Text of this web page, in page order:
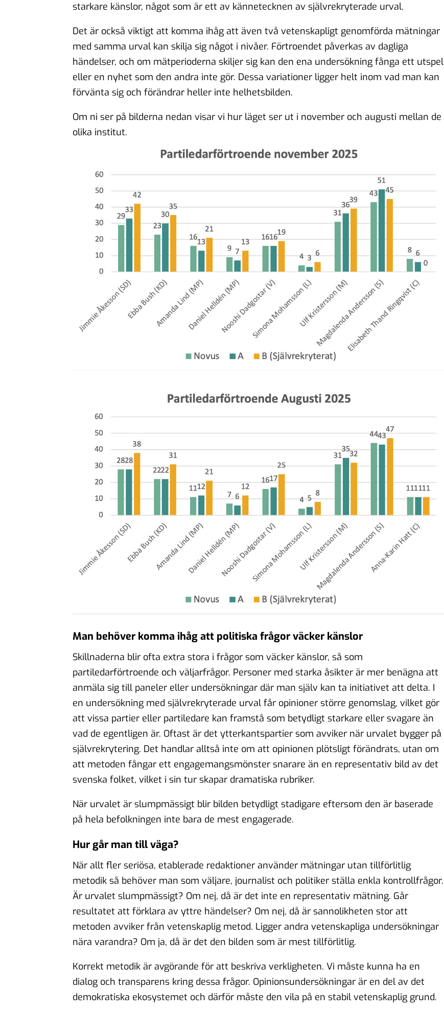
starkare känslor, något som är ett av kännetecknen av självrekryterade urval.
Det är också viktigt att komma ihåg att även två vetenskapligt genomförda mätningar
med samma urval kan skilja sig något i nivåer. Förtroendet påverkas av dagliga
händelser, och om mätperioderna skiljer sig kan den ena undersökning fånga ett utspel
eller en nyhet som den andra inte gör. Dessa variationer ligger helt inom vad man kan
förvänta sig och förändrar heller inte helhetsbilden.
Om ni ser på bilderna nedan visar vi hur läget ser ut i november och augusti mellan de
olika institut.
Man behöver komma ihåg att politiska frågor väcker känslor
Skillnaderna blir ofta extra stora i frågor som väcker känslor, så som
partiledarförtroende och väljarfrågor. Personer med starka åsikter är mer benägna att
anmäla sig till paneler eller undersökningar där man själv kan ta initiativet att delta. I
en undersökning med självrekryterade urval får opinioner större genomslag, vilket gör
att vissa partier eller partiledare kan framstå som betydligt starkare eller svagare än
vad de egentligen är. Oftast är det ytterkantspartier som avviker när urvalet bygger på
självrekrytering. Det handlar alltså inte om att opinionen plötsligt förändrats, utan om
att metoden fångar ett engagemangsmönster snarare än en representativ bild av det
svenska folket, vilket i sin tur skapar dramatiska rubriker.
När urvalet är slumpmässigt blir bilden betydligt stadigare eftersom den är baserade
på hela befolkningen inte bara de mest engagerade.
Hur går man till väga?
När allt fler seriösa, etablerade redaktioner använder mätningar utan tillförlitlig
metodik så behöver man som väljare, journalist och politiker ställa enkla kontrollfrågor.
Är urvalet slumpmässigt? Om nej, då är det inte en representativ mätning. Går
resultatet att förklara av yttre händelser? Om nej, då är sannolikheten stor att
metoden avviker från vetenskaplig metod. Ligger andra vetenskapliga undersökningar
nära varandra? Om ja, då är det den bilden som är mest tillförlitlig.
Korrekt metodik är avgörande för att beskriva verkligheten. Vi måste kunna ha en
dialog och transparens kring dessa frågor. Opinionsundersökningar är en del av det
demokratiska ekosystemet och därför måste den vila på en stabil vetenskaplig grund.